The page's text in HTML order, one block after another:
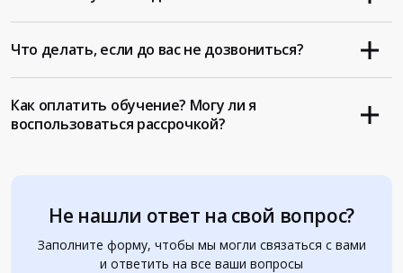
Не нашли ответ на свой вопрос?
Заполните форму, чтобы мы могли связаться с вами
и ответить на все ваши вопросы
Что делать, если до вас не дозвониться?
Как оплатить обучение? Могу ли я
воспользоваться рассрочкой?